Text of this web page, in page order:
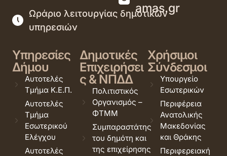
amas.gr
Ωράριο λειτουργίας δημοτικών
υπηρεσιών
Υπηρεσίες
Δήμου
Αυτοτελές
Τμήμα Κ.Ε.Π.
Αυτοτελές
Τμήμα
Εσωτερικού
Ελέγχου
Αυτοτελές
Δημοτικές
Επιχειρήσει
ς & ΝΠΔΔ
Πολιτιστικός
Οργανισμός –
ΦΤΜΜ
Συμπαραστάτης
του δημότη και
της επιχείρησης
Χρήσιμοι
Σύνδεσμοι
Υπουργείο
Εσωτερικών
Περιφέρεια
Ανατολικής
Μακεδονίας
και Θράκης
Περιφερειακή